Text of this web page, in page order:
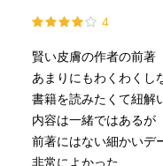
4
賢い皮膚の作者の前著
あまりにもわくわくし
書籍を読みたくて紐
内容は一緒ではある
前著にはない細かいデ
非常によかった